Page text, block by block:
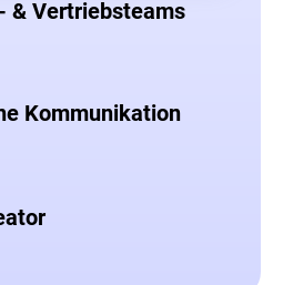
& Vertriebsteams
Kommunikation